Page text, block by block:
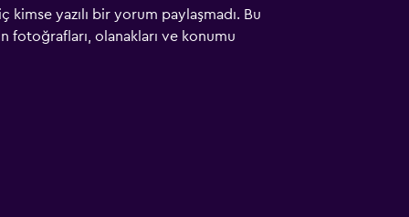
yazılı bir yorum paylaşmadı. Bu
fotoğrafları, olanakları ve konumu